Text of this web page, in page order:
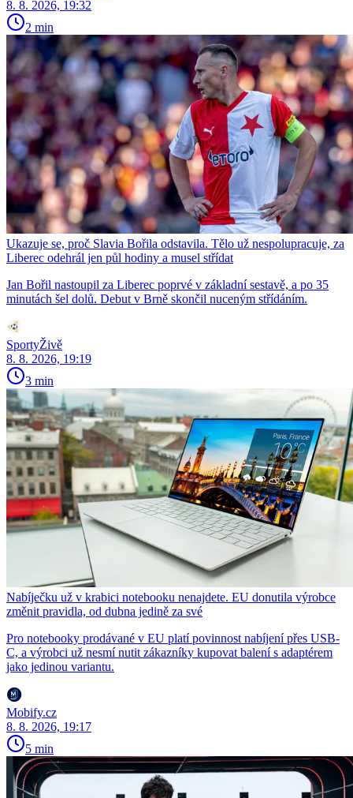
8. 8. 2026, 19:32
2 min
Ukazuje se, proč Slavia Bořila odstavila. Tělo už nespolupracuje, za
Liberec odehrál jen půl hodiny a musel střídat
Jan Bořil nastoupil za Liberec poprvé v základní sestavě, a po 35
minutách šel dolů. Debut v Brně skončil nuceným střídáním.
SportyŽivě
8. 8. 2026, 19:19
3 min
Nabíječku už v krabici notebooku nenajdete. EU donutila výrobce
změnit pravidla, od dubna jedině za své
Pro notebooky prodávané v EU platí povinnost nabíjení přes USB-
C, a výrobci už nesmí nutit zákazníky kupovat balení s adaptérem
jako jedinou variantu.
Mobify.cz
8. 8. 2026, 19:17
5 min